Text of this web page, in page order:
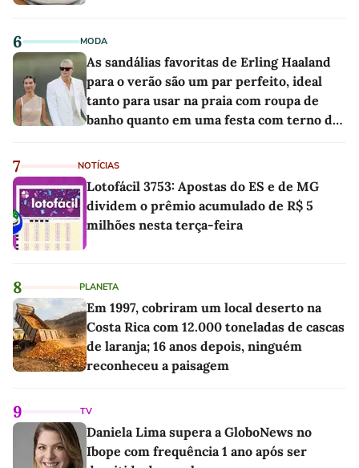
6 MODA
As sandálias favoritas de Erling Haaland
para o verão são um par perfeito, ideal
tanto para usar na praia com roupa de
banho quanto em uma festa com terno de
7 NOTÍCIAS
Lotofácil 3753: Apostas do ES e de MG
dividem o prêmio acumulado de R$ 5
milhões nesta terça-feira
8 PLANETA
Em 1997, cobriram um local deserto na
Costa Rica com 12.000 toneladas de cascas
de laranja; 16 anos depois, ninguém
reconheceu a paisagem
9 TV
Daniela Lima supera a GloboNews no
Ibope com frequência 1 ano após ser